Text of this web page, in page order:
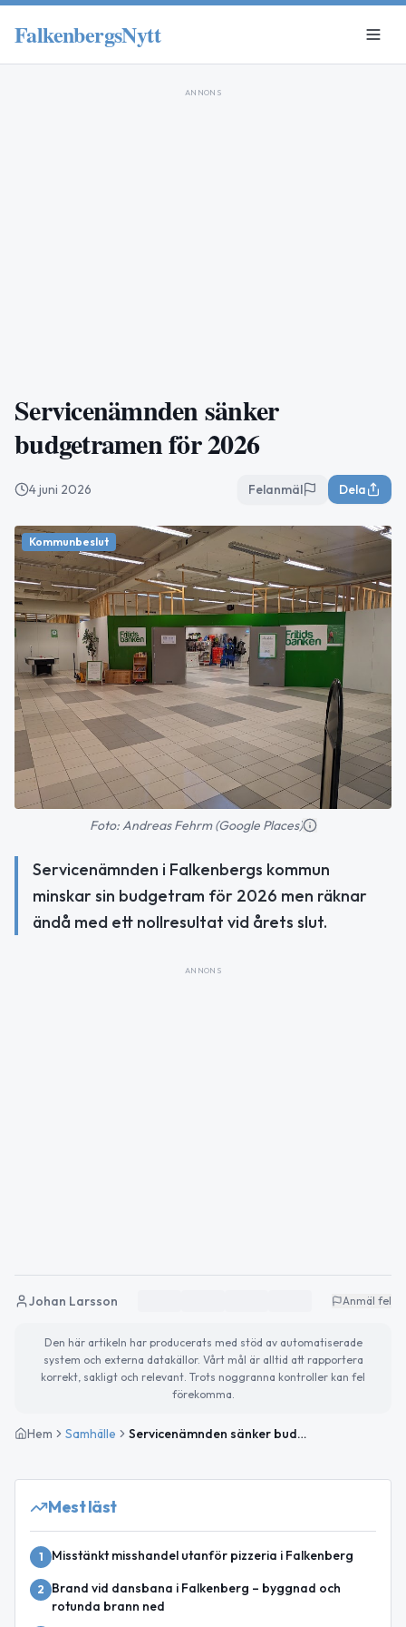
FalkenbergsNytt
ANNONS
Servicenämnden sänker
budgetramen för 2026
4 juni 2026 Felanmäl Dela
Kommunbeslut
Foto: Andreas Fehrm (Google Places)
Servicenämnden i Falkenbergs kommun
minskar sin budgetram för 2026 men räknar
ändå med ett nollresultat vid årets slut.
ANNONS
Johan Larsson Anmäl fel
Den här artikeln har producerats med stöd av automatiserade
system och externa datakällor. Vårt mål är alltid att rapportera
korrekt, sakligt och relevant. Trots noggranna kontroller kan fel
förekomma.
Hem Samhälle Servicenämnden sänker budgetramen för 2026
Mest läst
1 Misstänkt misshandel utanför pizzeria i Falkenberg
2
Brand vid dansbana i Falkenberg – byggnad och
rotunda brann ned